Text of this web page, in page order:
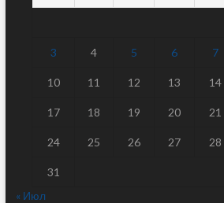
3 4 5 6 7
10 11 12 13 14
17 18 19 20 21
24 25 26 27 28
31
« Июл